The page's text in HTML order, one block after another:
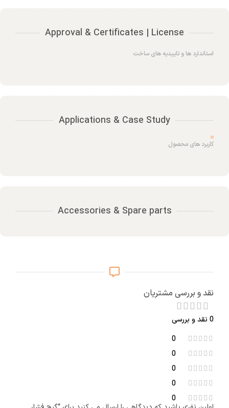
Approval & Certificates | License
استاندارد ها و تاییدیه های ساخت
Applications & Case Study
کاربرد های محصول
Accessories & Spare parts
نقد و بررسی مشتریان
0 نقد و بررسی
0
0
0
0
0